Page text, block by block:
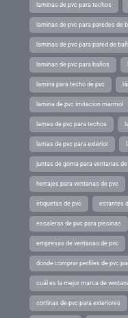
laminas de pvc para techos
laminas de pvc para paredes de
laminas de pvc para pared de
laminas de pvc para baños
lamina para techo de pvc
lamina de pvc imitacion marmol
lamas de pvc para techos
lamas de pvc para exterior
juntas de goma para ventanas
herrajes para ventanas de pvc
etiquetas de pvc estantes
escaleras de pvc para piscinas
empresas de ventanas de pvc
donde comprar perfiles de pvc
cuál es la mejor marca de
cortinas de pvc para exteriores